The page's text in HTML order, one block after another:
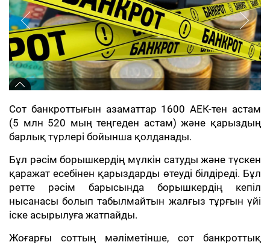
Сот банкроттығын азаматтар 1600 АЕК-тен астам
(5 млн 520 мың теңгеден астам) және қарыздың
барлық түрлері бойынша қолданады.
Бұл рәсім борышкердің мүлкін сатуды және түскен
қаражат есебінен қарыздарды өтеуді білдіреді. Бұл
ретте рәсім барысында борышкердің кепіл
нысанасы болып табылмайтын жалғыз тұрғын үйі
іске асырылуға жатпайды.
Жоғарғы соттың мәліметінше, сот банкроттық